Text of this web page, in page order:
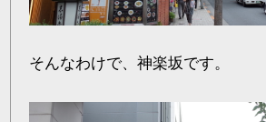
そんなわけで、神楽坂です。